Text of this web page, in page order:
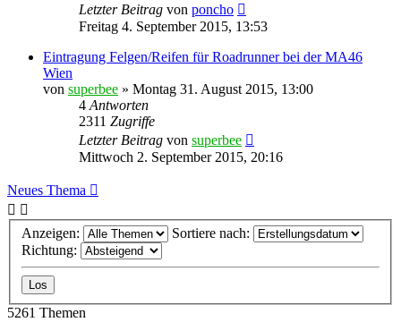
Letzter Beitrag von poncho
Freitag 4. September 2015, 13:53
Eintragung Felgen/Reifen für Roadrunner bei der MA46
Wien
von superbee » Montag 31. August 2015, 13:00
4 Antworten
2311 Zugriffe
Letzter Beitrag von superbee
Mittwoch 2. September 2015, 20:16
Neues Thema
Anzeigen:
Sortiere nach:
Richtung:
5261 Themen